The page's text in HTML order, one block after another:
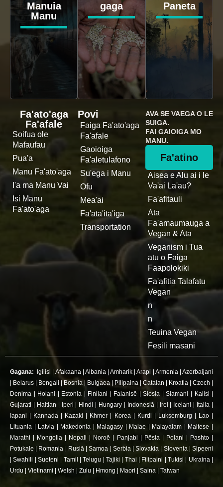
Manuia
Manu
gaga
Paneta
Fa'ato'aga
Fa'afale
Soifua ole
Mafaufau
Pua'a
Manu Fa'ato'aga
I'a ma Manu Vai
Isi Manu
Fa'ato'aga
Povi
Faiga Fa'ato'aga
Fa'afale
Gaoioiga
Fa'aletulafono
Su'ega i Manu
Ofu
Mea'ai
Fa'ata'ita'iga
Transportation
AVA SE VAEGA O LE
SUIGA.
FAI GAIOIGA MO
MANU.
Fa'atino
Aisea e Alu ai i le
Va'ai La'au?
Fa'afitauli
Ata
Fa'amaumauga a
Vegan & Ata
Veganism i Tua
atu o Faiga
Faapolokiki
Fa'afitia Talafatu
Vegan
n
n
Teuina Vegan
Fesili masani
Gagana: Igilisi Afakaana| Albania|Amharik |Arapi Armenia|Azerbaijani
Belarus Bengali |Bosnia Bulgaea Pilipaina Catalan Kroatia Czech
Denima
Holani Estonia Finilani Falanisē |Siosia |Siamani Kalisi
Gujarati
Haitian Iperi Hindi Hungary Indonesiā| Irei Icelani Italia
Iapani
Kannada Kazaki Khmer Korea| Kurdi Luksemburg Lao|
Lituania
Latvia Makedonia Malagasy Malae Malayalam Maltese
Marathi
Mongolia Nepali Noroē Panjabi Pēsia| Polani Pashto|
Potukale
Romania Rusiā|Samoa Serbia|Slovakia Slovenia|Sipeeni
|Swahili |Sueteni Tamil |Telugu |Tajiki Thai Filipaini |Tukisi Ukraina|
Urdu
Vietinami Welsh Zulu Hmong Maori Saina Taiwan